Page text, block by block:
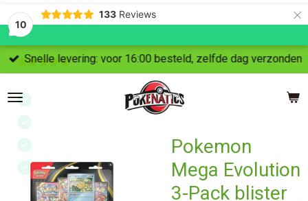
10
133 Reviews ×
Snelle levering: voor 16:00 besteld, zelfde dag verzonden
Pokemon
Mega Evolution
3-Pack blister